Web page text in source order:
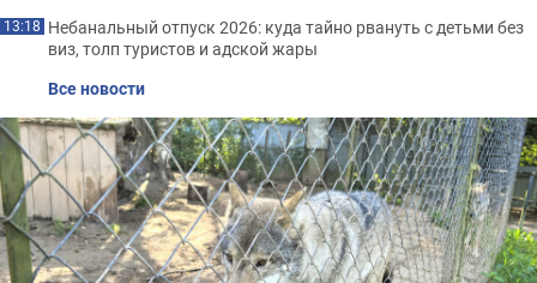
13:18 Небанальный отпуск 2026: куда тайно рвануть с детьми без
виз, толп туристов и адской жары
Все новости